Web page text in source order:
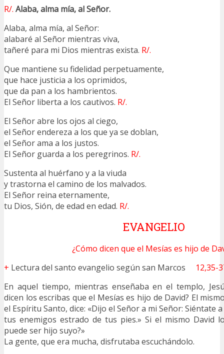
R/. Alaba, alma mía, al Señor.
Alaba, alma mía, al Señor:
alabaré al Señor mientras viva,
tañeré para mi Dios mientras exista. R/.
Que mantiene su fidelidad perpetuamente,
que hace justicia a los oprimidos,
que da pan a los hambrientos.
El Señor liberta a los cautivos. R/.
El Señor abre los ojos al ciego,
el Señor endereza a los que ya se doblan,
el Señor ama a los justos.
El Señor guarda a los peregrinos. R/.
Sustenta al huérfano y a la viuda
y trastorna el camino de los malvados.
El Señor reina eternamente,
tu Dios, Sión, de edad en edad. R/.
EVANGELIO
¿Cómo dicen que el Mesías es hijo de
+ Lectura del santo evangelio según san Marcos 12,35-
En aquel tiempo, mientras enseñaba en el templo,
dicen los escribas que el Mesías es hijo de David? El
el Espíritu Santo, dice: «Dijo el Señor a mi Señor: Siéntate
tus enemigos estrado de tus pies.» Si el mismo David
puede ser hijo suyo?»
La gente, que era mucha, disfrutaba escuchándolo.